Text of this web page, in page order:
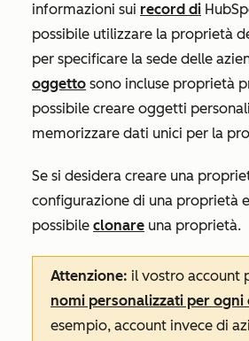
informazioni sui record di
possibile utilizzare la proprietà
per specificare la sede delle
oggetto sono incluse proprietà
possibile creare oggetti
memorizzare dati unici per la
Se si desidera creare una
configurazione di una proprietà
possibile clonare una proprietà.
Attenzione: il vostro account
nomi personalizzati per ogni
esempio, account invece di